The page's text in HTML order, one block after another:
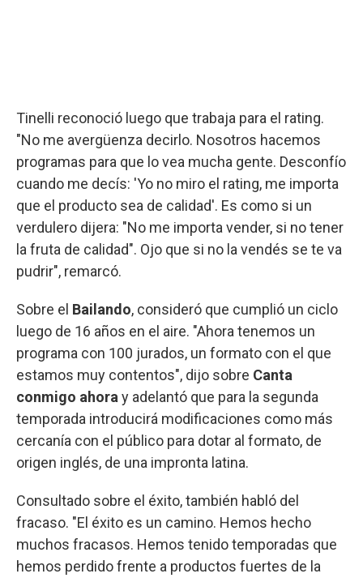
Tinelli reconoció luego que trabaja para el rating.
"No me avergüenza decirlo. Nosotros hacemos
programas para que lo vea mucha gente. Desconfío
cuando me decís: 'Yo no miro el rating, me importa
que el producto sea de calidad'. Es como si un
verdulero dijera: "No me importa vender, si no tener
la fruta de calidad". Ojo que si no la vendés se te va
pudrir", remarcó.
Sobre el Bailando, consideró que cumplió un ciclo
luego de 16 años en el aire. "Ahora tenemos un
programa con 100 jurados, un formato con el que
estamos muy contentos", dijo sobre Canta
conmigo ahora y adelantó que para la segunda
temporada introducirá modificaciones como más
cercanía con el público para dotar al formato, de
origen inglés, de una impronta latina.
Consultado sobre el éxito, también habló del
fracaso. "El éxito es un camino. Hemos hecho
muchos fracasos. Hemos tenido temporadas que
hemos perdido frente a productos fuertes de la